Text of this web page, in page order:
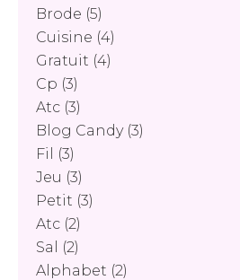
Brode (5)
Cuisine (4)
Gratuit (4)
Cp (3)
Atc (3)
Blog Candy(3)
Fil
(3)
Jeu (3)
Petit (3)
Atc (2)
Sal
(2)
Alphabet (2)